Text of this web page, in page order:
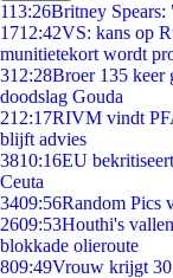
113:26Britney
1712:42VS: kans op
munitietekort wordt
312:28Broer 135 keer
doodslag Gouda
212:17RIVM vindt
blijft advies
3810:16EU
Ceuta
3409:56Random Pics
2609:53Houthi's
blokkade olieroute
809:49Vrouw krijgt 30